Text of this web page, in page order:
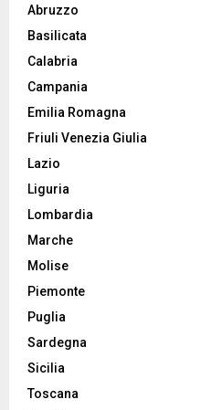
Abruzzo
Basilicata
Calabria
Campania
Emilia Romagna
Friuli Venezia Giulia
Lazio
Liguria
Lombardia
Marche
Molise
Piemonte
Puglia
Sardegna
Sicilia
Toscana